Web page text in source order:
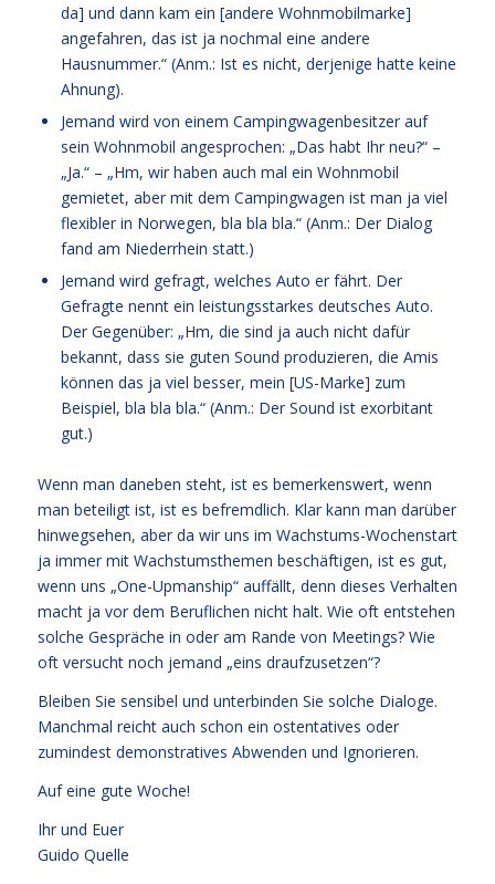
da] und dann kam ein [andere Wohnmobilmarke]
angefahren, das ist ja nochmal eine andere
Hausnummer.“ (Anm.: Ist es nicht, derjenige hatte keine
Ahnung).
Jemand wird von einem Campingwagenbesitzer auf
sein Wohnmobil angesprochen: „Das habt Ihr neu?“ –
„Ja.“ – „Hm, wir haben auch mal ein Wohnmobil
gemietet, aber mit dem Campingwagen ist man ja viel
flexibler in Norwegen, bla bla bla.“ (Anm.: Der Dialog
fand am Niederrhein statt.)
Jemand wird gefragt, welches Auto er fährt. Der
Gefragte nennt ein leistungsstarkes deutsches Auto.
Der Gegenüber: „Hm, die sind ja auch nicht dafür
bekannt, dass sie guten Sound produzieren, die Amis
können das ja viel besser, mein [US-Marke] zum
Beispiel, bla bla bla.“ (Anm.: Der Sound ist exorbitant
gut.)
Wenn man daneben steht, ist es bemerkenswert, wenn
man beteiligt ist, ist es befremdlich. Klar kann man darüber
hinwegsehen, aber da wir uns im Wachstums-Wochenstart
ja immer mit Wachstumsthemen beschäftigen, ist es gut,
wenn uns „One-Upmanship“ auffällt, denn dieses Verhalten
macht ja vor dem Beruflichen nicht halt. Wie oft entstehen
solche Gespräche in oder am Rande von Meetings? Wie
oft versucht noch jemand „eins draufzusetzen“?
Bleiben Sie sensibel und unterbinden Sie solche Dialoge.
Manchmal reicht auch schon ein ostentatives oder
zumindest demonstratives Abwenden und Ignorieren.
Auf eine gute Woche!
Ihr und Euer
Guido Quelle